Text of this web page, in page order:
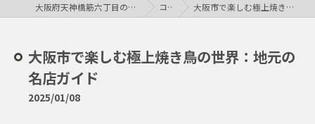
大阪府天神橋筋六丁目の居酒屋なら鶏居酒屋pao福 コラム 大阪市で楽しむ極上焼き鳥の世界：地元の名店ガイド
大阪市で楽しむ極上焼き鳥の世界：地元の
名店ガイド
2025/01/08